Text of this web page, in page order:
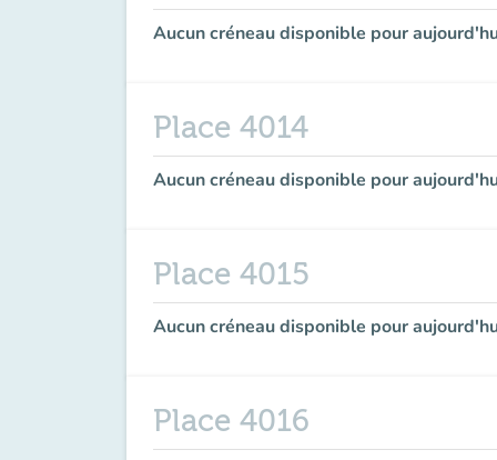
Aucun créneau disponible pour
Place 4014
Aucun créneau disponible pour
Place 4015
Aucun créneau disponible pour
Place 4016